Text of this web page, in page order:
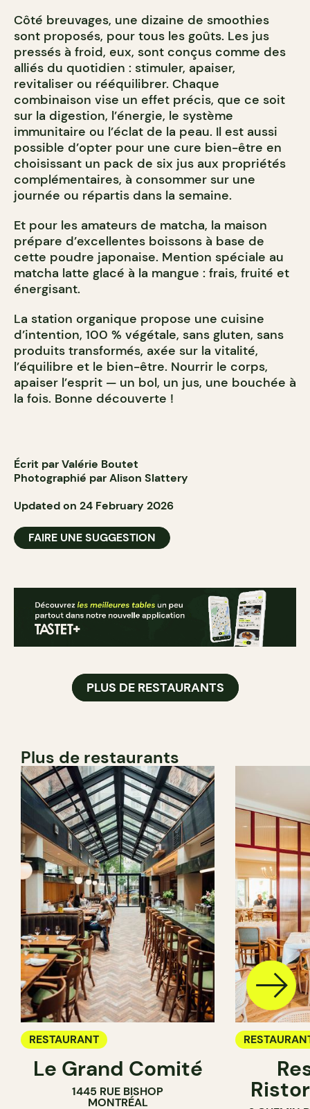
Côté breuvages, une dizaine de smoothies
sont proposés, pour tous les goûts. Les jus
pressés à froid, eux, sont conçus comme des
alliés du quotidien : stimuler, apaiser,
revitaliser ou rééquilibrer. Chaque
combinaison vise un effet précis, que ce soit
sur la digestion, l’énergie, le système
immunitaire ou l’éclat de la peau. Il est aussi
possible d’opter pour une cure bien-être en
choisissant un pack de six jus aux propriétés
complémentaires, à consommer sur une
journée ou répartis dans la semaine.
Et pour les amateurs de matcha, la maison
prépare d’excellentes boissons à base de
cette poudre japonaise. Mention spéciale au
matcha latte glacé à la mangue : frais, fruité et
énergisant.
La station organique propose une cuisine
d’intention, 100 % végétale, sans gluten, sans
produits transformés, axée sur la vitalité,
l’équilibre et le bien-être. Nourrir le corps,
apaiser l’esprit — un bol, un jus, une bouchée à
la fois. Bonne découverte !
Écrit par Valérie Boutet
Photographié par Alison Slattery
Updated on 24 February 2026
FAIRE UNE SUGGESTION
PLUS DE RESTAURANTS
Plus de restaurants
RESTAURANT
Le Grand Comité
1445 RUE BISHOP
MONTRÉAL